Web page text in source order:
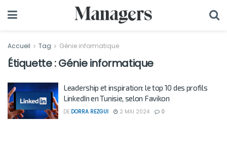
Accueil Tag Génie informatique
Étiquette :Génie informatique
Leadership et inspiration: le top 10 des profils
LinkedIn en Tunisie, selon Favikon
DE DORRA REZGUI 2 MAI 2024 0